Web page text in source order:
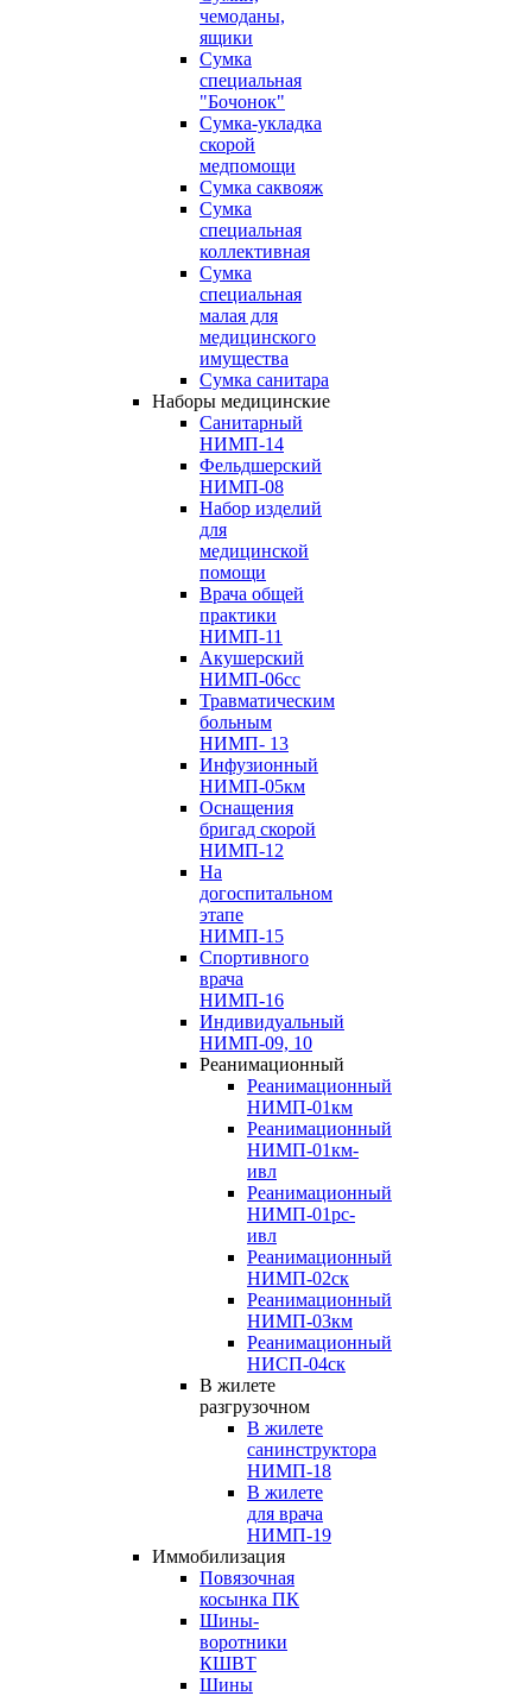
чемоданы,
ящики
Сумка
специальная
"Бочонок"
Сумка-укладка
скорой
медпомощи
Сумка саквояж
Сумка
специальная
коллективная
Сумка
специальная
малая для
медицинского
имущества
Сумка санитара
Наборы медицинские
Cанитарный
НИМП-14
Фельдшерский
НИМП-08
Набор изделий
для
медицинской
помощи
Врача общей
практики
НИМП-11
Акушерский
НИМП-06сс
Травматическим
больным
НИМП- 13
Инфузионный
НИМП-05км
Оснащения
бригад скорой
НИМП-12
На
догоспитальном
этапе
НИМП-15
Спортивного
врача
НИМП-16
Индивидуальный
НИМП-09, 10
Реанимационный
Реанимационный
НИМП-01км
Реанимационный
НИМП-01км-
ивл
Реанимационный
НИМП-01рс-
ивл
Реанимационный
НИМП-02ск
Реанимационный
НИМП-03км
Реанимационный
НИСП-04ск
В жилете
разгрузочном
В жилете
санинструктора
НИМП-18
В жилете
для врача
НИМП-19
Иммобилизация
Повязочная
косынка ПК
Шины-
воротники
КШВТ
Шины